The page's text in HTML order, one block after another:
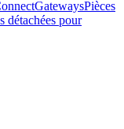
GatewaysPièces
détachées pour